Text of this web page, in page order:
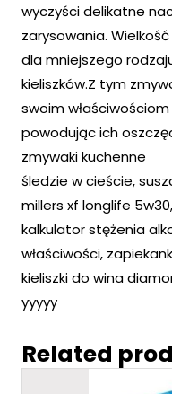
wyczyści delikatne
zarysowania.
dla mniejszego
kieliszków.Z tym
swoim
powodując ich
zmywaki kuchenne
śledzie w cieście,
millers xf longlife
kalkulator stężenia
właściwości,
kieliszki do wina
yyyyy
Related